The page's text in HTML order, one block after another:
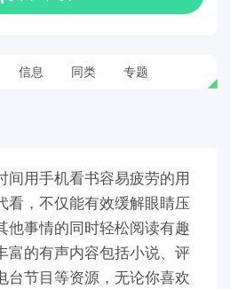
信息 同类 专题
间用手机看书容易疲劳的用
看，不仅能有效缓解眼睛压
他事情的同时轻松阅读有趣
富的有声内容包括小说、评
台节目等资源，无论你喜欢